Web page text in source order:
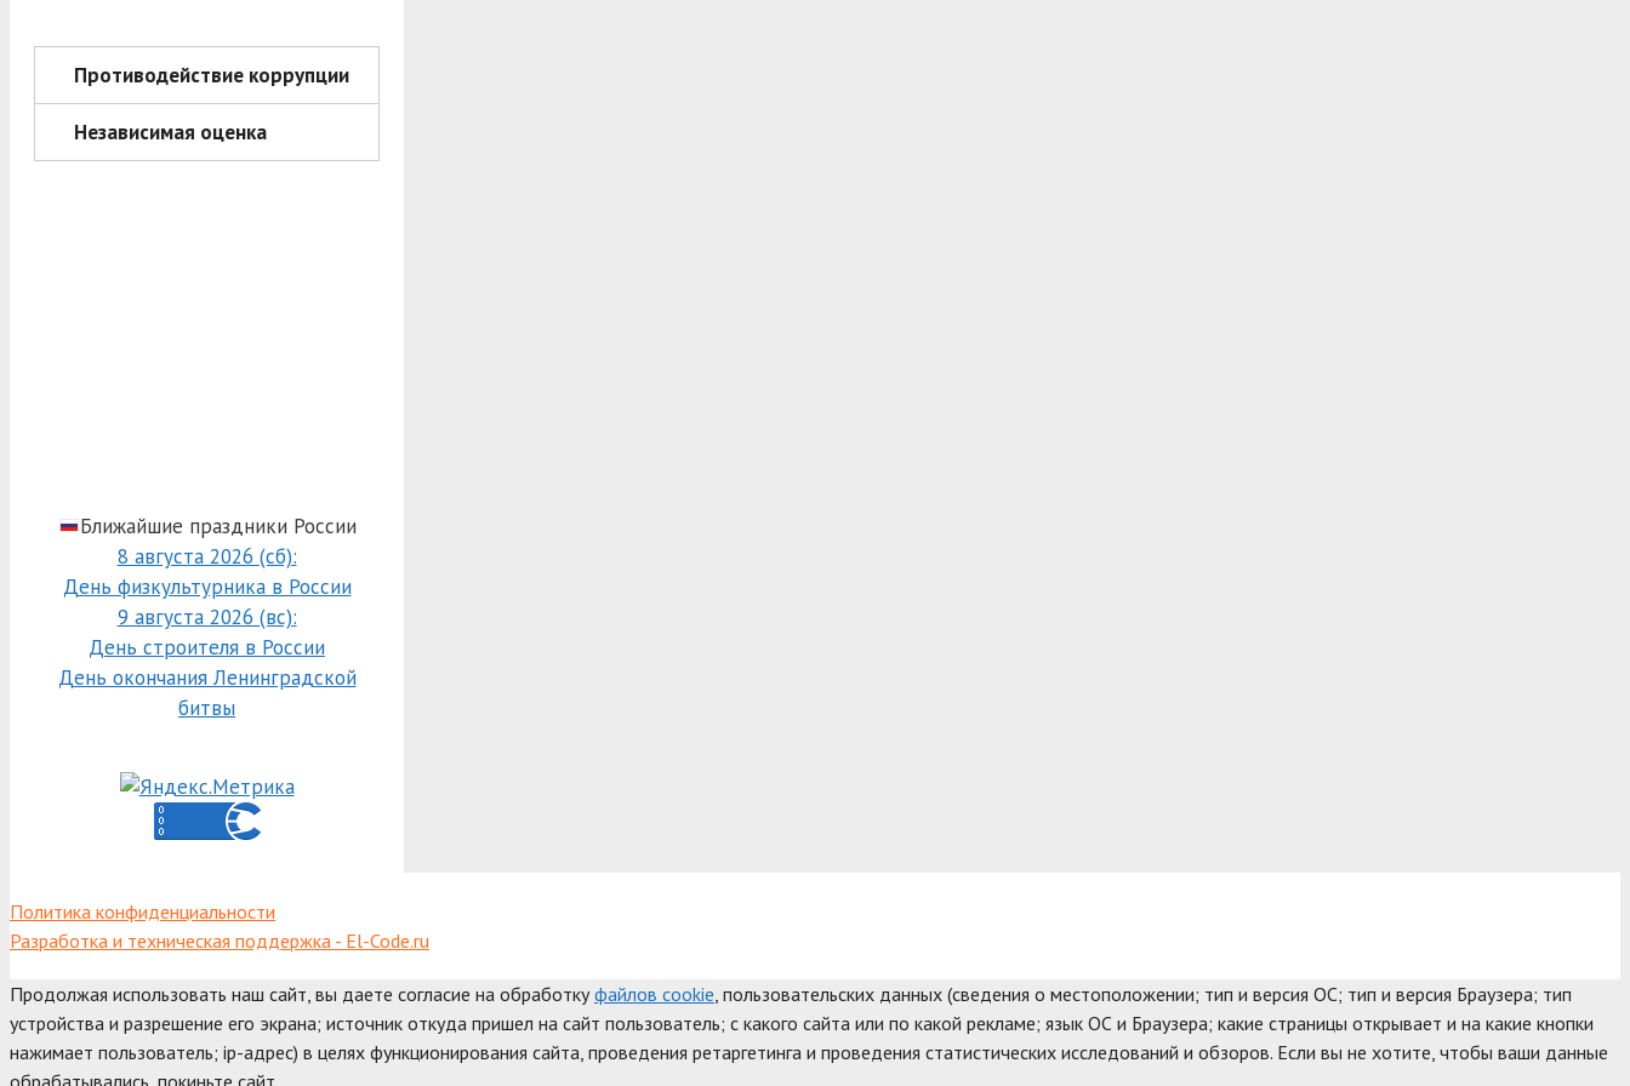
Противодействие коррупции
Независимая оценка
Ближайшие праздники России
8 августа 2026 (сб):
День физкультурника в России
9 августа 2026 (вс):
День строителя в России
День окончания Ленинградской
битвы
Политика конфиденциальности
Разработка и техническая поддержка - El-Code.ru
Продолжая использовать наш сайт, вы даете согласие на обработкуфайлов cookie , пользовательских данных (сведения о местоположении; тип и версия ОС; тип и версия Браузера; тип
устройства и разрешение его экрана; источник откуда пришел на сайт пользователь; с какого сайта или по какой рекламе; язык ОС и Браузера; какие страницы открывает и на какие кнопки
нажимает пользователь; ip-адрес) в целях функционирования сайта, проведения ретаргетинга и проведения статистических исследований и обзоров. Если вы не хотите, чтобы ваши данные
обрабатывались, покиньте сайт.